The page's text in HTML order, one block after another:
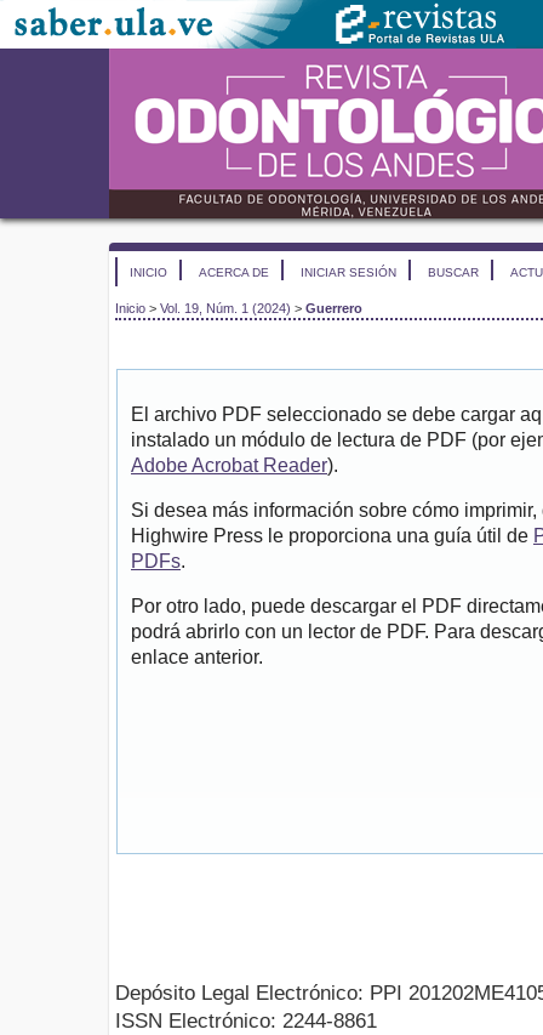
INICIO ACERCA DE INICIAR SESIÓN BUSCAR
Inicio > Vol. 19, Núm. 1 (2024) > Guerrero
El archivo PDF seleccionado se debe cargar
instalado un módulo de lectura de PDF (por
Adobe Acrobat Reader).
Si desea más información sobre cómo
Highwire Press le proporciona una guía útil de
PDFs.
Por otro lado, puede descargar el PDF
podrá abrirlo con un lector de PDF. Para
enlace anterior.
Depósito Legal Electrónico: PPI
ISSN Electrónico: 2244-8861